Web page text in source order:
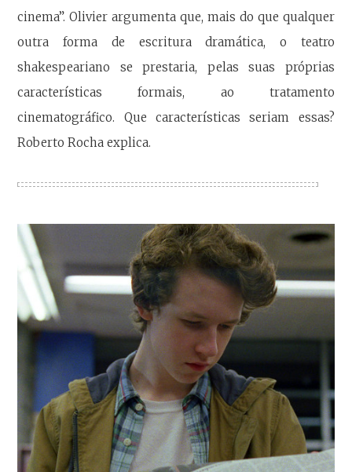
cinema”. Olivier argumenta que, mais do que qualquer
outra forma de escritura dramática, o teatro
shakespeariano se prestaria, pelas suas próprias
características formais, ao tratamento
cinematográfico. Que características seriam essas?
Roberto Rocha explica.